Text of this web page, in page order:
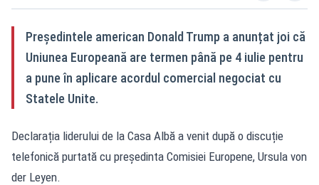
Președintele american Donald Trump a anunțat joi că
Uniunea Europeană are termen până pe 4 iulie pentru
a pune în aplicare acordul comercial negociat cu
Statele Unite.
Declarația liderului de la Casa Albă a venit după o discuție
telefonică purtată cu președinta Comisiei Europene, Ursula von
der Leyen.